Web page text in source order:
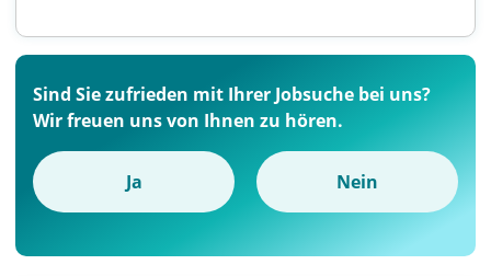
Sind Sie zufrieden mit Ihrer Jobsuche bei uns?
Wir freuen uns von Ihnen zu hören.
Ja Nein